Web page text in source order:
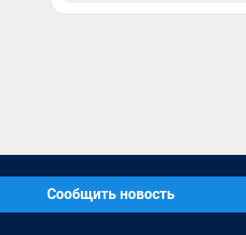
Сообщить новость